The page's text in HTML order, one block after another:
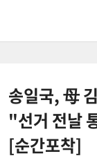
송일국, 母
"선거 전날
[순간포착]